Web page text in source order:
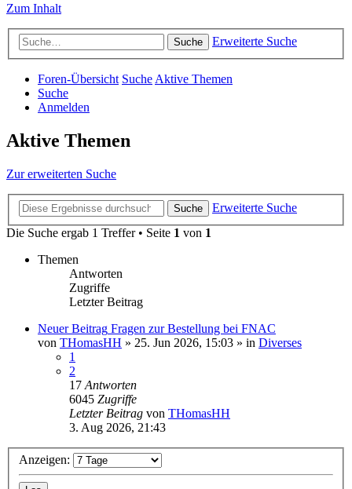
Zum Inhalt
Suche Erweiterte Suche
Foren-Übersicht SucheAktive Themen
Suche
Anmelden
Aktive Themen
Zur erweiterten Suche
Suche
Erweiterte Suche
Die Suche ergab 1 Treffer • Seite 1 von 1
Themen
Antworten
Zugriffe
Letzter Beitrag
Neuer Beitrag Fragen zur Bestellung bei FNAC
von THomasHH » 25. Jun 2026, 15:03 » in Diverses
1
2
17 Antworten
6045 Zugriffe
Letzter Beitrag von THomasHH
3. Aug 2026, 21:43
Anzeigen: